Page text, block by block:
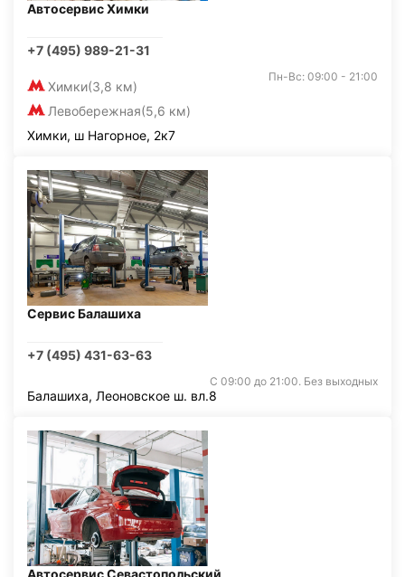
Автосервис Химки
+7 (495) 989-21-31
Химки(3,8 км)
Левобережная(5,6 км)
Пн-Вс: 09:00 - 21:00
Химки, ш Нагорное, 2к7
Сервис Балашиха
+7 (495) 431-63-63
С 09:00 до 21:00. Без выходных
Балашиха, Леоновское ш. вл.8
Автосервис Севастопольский